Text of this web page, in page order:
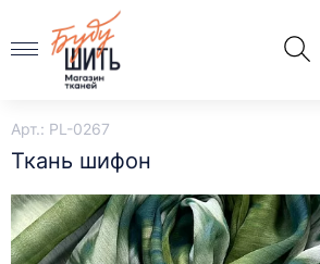
Арт.: PL-0267
Ткань шифон